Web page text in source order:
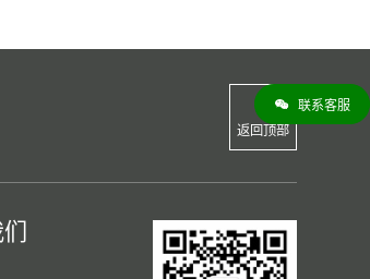
返回顶部
联系客服